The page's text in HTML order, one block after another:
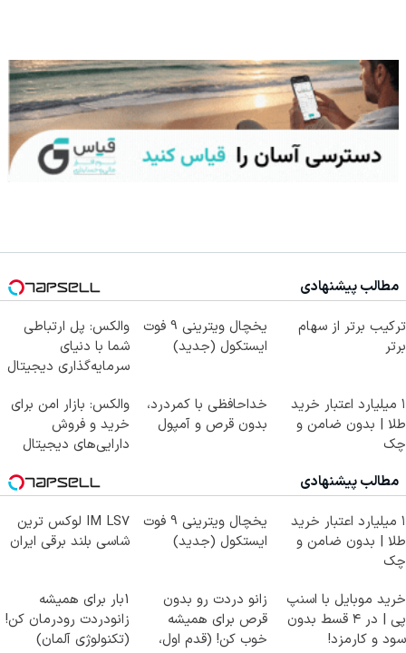
مطالب پیشنهادی
ترکیب برتر از سهام
برتر
یخچال ویترینی 9 فوت
ایستکول (جدید)
والکس: پل ارتباطی
شما با دنیای
سرمایه‌گذاری دیجیتال
۱ میلیارد اعتبار خرید
طلا | بدون ضامن و
چک
خداحافظی با کمردرد،
بدون قرص و آمپول
والکس: بازار امن برای
خرید و فروش
دارایی‌های دیجیتال
مطالب پیشنهادی
۱ میلیارد اعتبار خرید
طلا | بدون ضامن و
چک
یخچال ویترینی 9 فوت
ایستکول (جدید)
IM LS7 لوکس ترین
شاسی بلند برقی ایران
خرید موبایل با اسنپ
پی | در ۴ قسط بدون
سود و کارمزد!
زانو دردت رو بدون
قرص برای همیشه
خوب کن! (قدم اول،
1بار برای همیشه
زانودردت رودرمان کن!
(تکنولوژی آلمان)